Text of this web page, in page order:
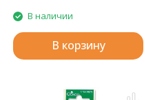
В наличии
В корзину